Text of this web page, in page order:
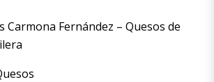
Carmona Fernández – Quesos de